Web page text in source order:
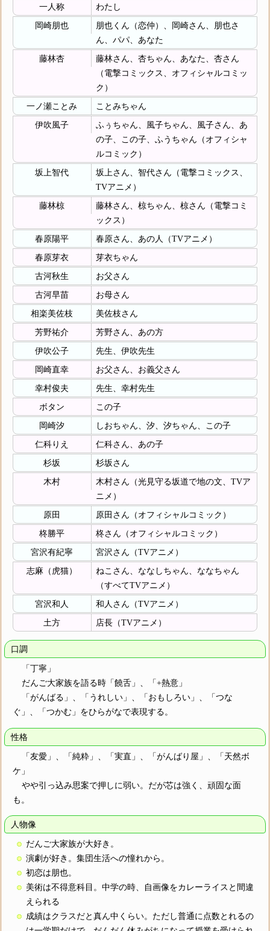
一人称
わたし
岡崎朋也
朋也くん（恋仲）、岡崎さん、朋也さ
ん、パパ、あなた
藤林杏
藤林さん、杏ちゃん、あなた、杏さん
（電撃コミックス、オフィシャルコミッ
ク）
一ノ瀬ことみ
ことみちゃん
伊吹風子
ふぅちゃん、風子ちゃん、風子さん、あ
の子、この子、ふうちゃん（オフィシャ
ルコミック）
坂上智代
坂上さん、智代さん（電撃コミックス、
TVアニメ）
藤林椋
藤林さん、椋ちゃん、椋さん（電撃コミ
ックス）
春原陽平
春原さん、あの人（TVアニメ）
春原芽衣
芽衣ちゃん
古河秋生
お父さん
古河早苗
お母さん
相楽美佐枝
美佐枝さん
芳野祐介
芳野さん、あの方
伊吹公子
先生、伊吹先生
岡崎直幸
お父さん、お義父さん
幸村俊夫
先生、幸村先生
ボタン
この子
岡崎汐
しおちゃん、汐、汐ちゃん、この子
仁科りえ
仁科さん、あの子
杉坂
杉坂さん
木村
木村さん（光見守る坂道で地の文、TVア
ニメ）
原田
原田さん（オフィシャルコミック）
柊勝平
柊さん（オフィシャルコミック）
宮沢有紀寧
宮沢さん（TVアニメ）
志麻（虎猫）
ねこさん、ななしちゃん、ななちゃん
（すべてTVアニメ）
宮沢和人
和人さん（TVアニメ）
土方
店長（TVアニメ）
口調
「丁寧」
だんご大家族を語る時「饒舌」、「+熱意」
「がんばる」、「うれしい」、「おもしろい」、「つな
ぐ」、「つかむ」をひらがなで表現する。
性格
「友愛」、「純粋」、「実直」、「がんばり屋」、「天然ボ
ケ」
やや引っ込み思案で押しに弱い。だが芯は強く、頑固な面
も。
人物像
だんご大家族が大好き。
演劇が好き。集団生活への憧れから。
初恋は朋也。
美術は不得意科目。中学の時、自画像をカレーライスと間違
えられる
成績はクラスだと真ん中くらい。ただし普通に点数とれるの